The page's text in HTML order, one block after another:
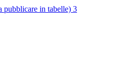
pubblicare in tabelle) 3